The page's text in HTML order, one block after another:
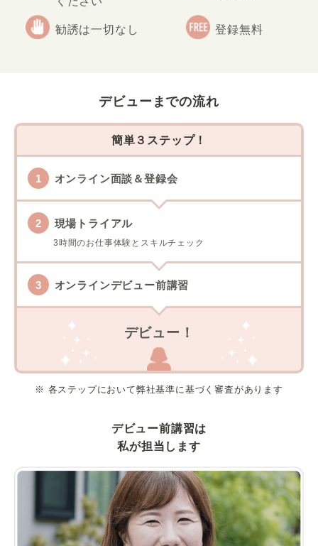
勧誘は一切なし 登録無料
デビューまでの流れ
簡単３ステップ！
オンライン面談＆登録会
現場トライアル
3時間のお仕事体験とスキルチェック
オンラインデビュー前講習
デビュー！
※ 各ステップにおいて弊社基準に基づく審査があります
デビュー前講習は
私が担当します